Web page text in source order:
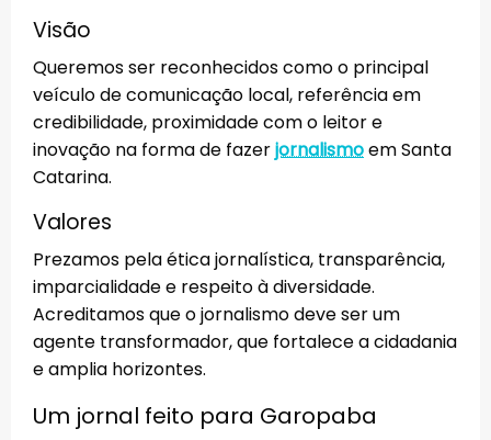
Visão
Queremos ser reconhecidos como o principal
veículo de comunicação local, referência em
credibilidade, proximidade com o leitor e
inovação na forma de fazerjornalismoem Santa
Catarina.
Valores
Prezamos pela ética jornalística, transparência,
imparcialidade e respeito à diversidade.
Acreditamos que o jornalismo deve ser um
agente transformador, que fortalece a cidadania
e amplia horizontes.
Um jornal feito para Garopaba